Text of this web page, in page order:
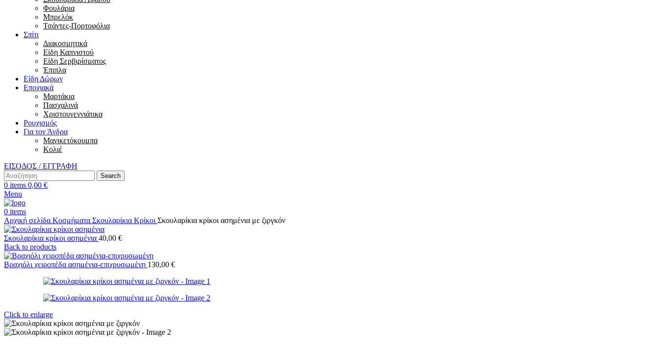
Φουλάρια
Μπρελόκ
Τσάντες-Πορτοφόλια
Σπίτι
Διακοσμητικά
Είδη Καπνιστού
Είδη Σερβιρίσματος
Έπιπλα
Είδη Δώρων
Εποχιακά
Μαρτάκια
Πασχαλινά
Χριστουγεννιάτικα
Ρουχισμός
Για τον Άνδρα
Μανικετόκουμπα
Κολιέ
ΕΙΣΟΔΟΣ / ΕΓΓΡΑΦΗ
Search
0 items 0,00 €
Menu
0 items
Αρχική σελίδα Κοσμήματα Σκουλαρίκια Κρίκοι Σκουλαρίκια κρίκοι ασημένια με ζιργκόν
Σκουλαρίκια κρίκοι ασημένια 40,00 €
Back to products
Βραχιόλι χειροπέδα ασημένια-επιχρυσωμένη 130,00 €
Click to enlarge